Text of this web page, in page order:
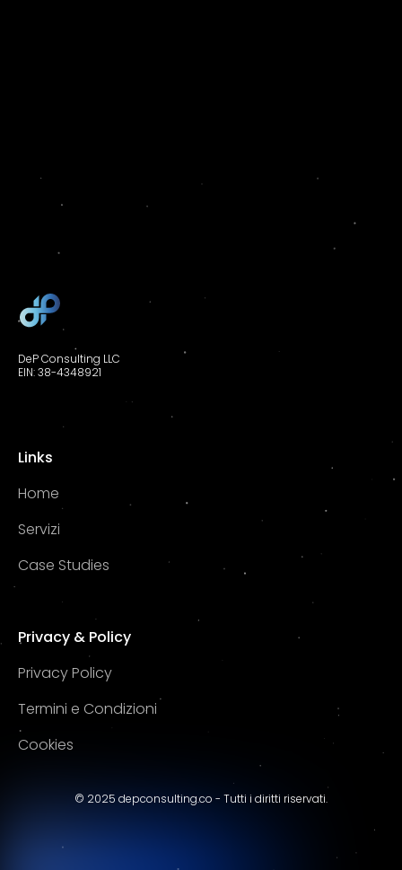
DeP Consulting LLC
EIN:38-4348921
Links
Home
Servizi
Case Studies
Privacy & Policy
Privacy Policy
Termini e Condizioni
Cookies
© 2025 depconsulting.co - Tutti i diritti riservati.